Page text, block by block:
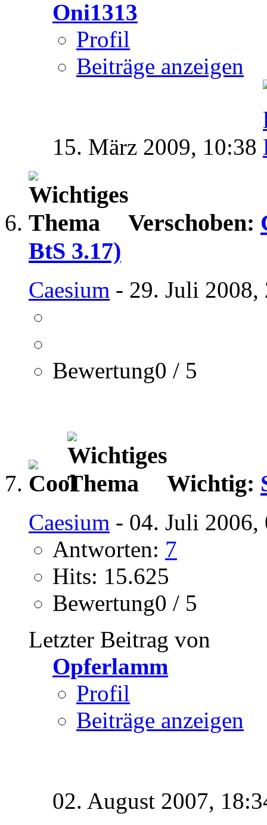
Oni1313
Profil
Beiträge anzeigen
15. März 2009, 10:38
Verschoben:
BtS 3.17)
Caesium - 29. Juli 2008,
Bewertung0 / 5
Wichtig:
Caesium - 04. Juli 2006,
Antworten: 7
Hits: 15.625
Bewertung0 / 5
Letzter Beitrag von
Opferlamm
Profil
Beiträge anzeigen
02. August 2007,